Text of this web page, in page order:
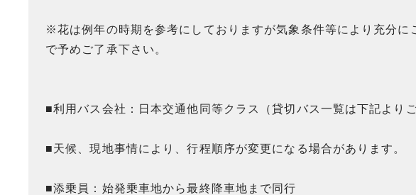
※花は例年の時期を参考にしておりますが気象条件等により充分に
で予めご了承下さい。
■利用バス会社：日本交通他同等クラス（貸切バス一覧は下記より
■天候、現地事情により、行程順序が変更になる場合があります。
■添乗員：始発乗車地から最終降車地まで同行